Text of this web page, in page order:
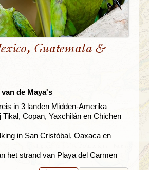
Guatemala &
de Maya's
in 3 landen Midden-Amerika
Tikal, Copan, Yaxchilán en Chichen
in San Cristóbal, Oaxaca en
het strand van Playa del Carmen